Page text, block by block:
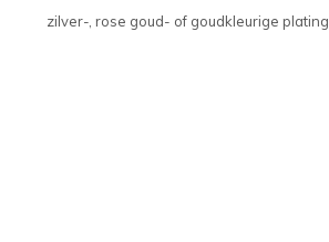
zilver-, rose goud- of goudkleurige plating.